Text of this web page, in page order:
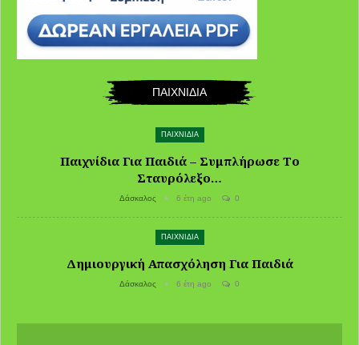
ΠΑΙΧΝΙΔΙΑ
ΠΑΙΧΝΙΔΙΑ
Παιχνίδια Για Παιδιά – Συμπλήρωσε Το
Σταυρόλεξο…
Δάσκαλος 6 έτη ago 0
ΠΑΙΧΝΙΔΙΑ
Δημιουργική Απασχόληση Για Παιδιά
Δάσκαλος 6 έτη ago 0